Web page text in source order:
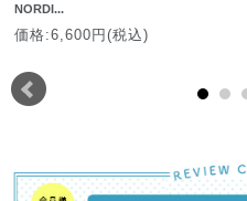
NORDI...
価格:6,600円(税込)